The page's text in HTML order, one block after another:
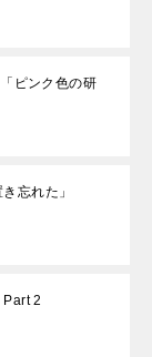
ピンク色の研
忘れた」
2